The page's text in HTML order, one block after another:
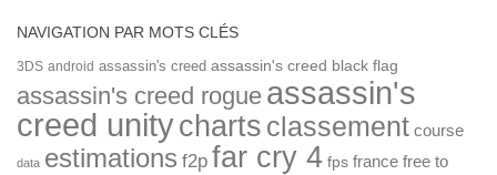
NAVIGATION PAR MOTS CLÉS
3DS android assassin's creed assassin's creed black flag
assassin's creed rogue assassin's
creed unitycharts classement course
data estimations f2p far cry 4 fps france free to